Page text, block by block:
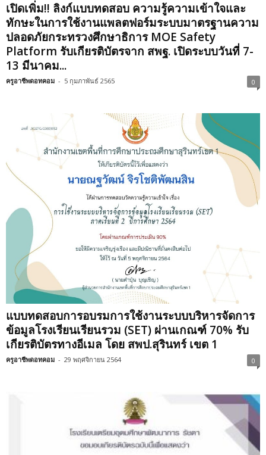
เปิดเพิ่ม!! ลิงก์แบบทดสอบ ความรู้ความเข้าใจและ
ทักษะในการใช้งานแพลตฟอร์มระบบมาตรฐานความ
ปลอดภัยกระทรวงศึกษาธิการ MOE Safety
Platform รับเกียรติบัตรจาก สพฐ. เปิดระบบวันที่ 7-
13 มีนาคม...
ครูอาชีพดอทคอม - 5 กุมภาพันธ์ 2565 0
แบบทดสอบการอบรมการใช้งานระบบบริหารจัดการ
ข้อมูลโรงเรียนเรียนรวม (SET) ผ่านเกณฑ์ 70% รับ
เกียรติบัตรทางอีเมล โดย สพป.สุรินทร์ เขต 1
ครูอาชีพดอทคอม - 29 พฤศจิกายน 2564 0